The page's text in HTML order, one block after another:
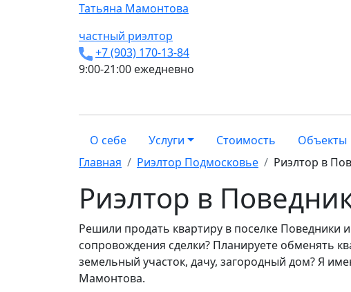
Татьяна Мамонтова
частный риэлтор
+7 (903) 170-13-84
9:00-21:00 ежедневно
О себе Услуги Стоимость Объекты
Главная
Риэлтор Подмосковье Риэлтор в
Риэлтор в
Решили продать квартиру в поселке Поведники
сопровождения сделки? Планируете обменять
земельный участок, дачу, загородный дом? Я
Мамонтова.